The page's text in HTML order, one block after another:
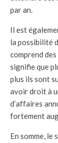
par an.
Il est
la possibilité
comprend
signifie que
plus ils sont
avoir droit à
d’affaires
fortement
En somme, le